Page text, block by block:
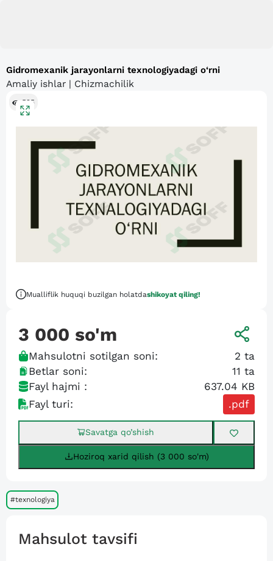
Gidromexanik jarayonlarni texnologiyadagi o‘rni
Amaliy ishlar | Chizmachilik
525
Mualliflik huquqi buzilgan holatdashikoyat qiling!
3 000 so'm
Mahsulotni sotilgan soni: 2 ta
Betlar soni:
11 ta
Fayl hajmi :
637.04 KB
Fayl turi:
.pdf
Savatga qo’shish
Hoziroq xarid qilish (3 000 so'm)
#texnologiya
Mahsulot tavsifi